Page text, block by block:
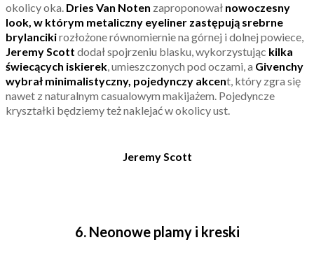
okolicy oka. Dries Van Noten zaproponował nowoczesny
look, w którym metaliczny eyeliner zastępują srebrne
brylancikirozłożone równomiernie na górnej i dolnej powiece,
Jeremy Scott dodał spojrzeniu blasku, wykorzystując kilka
świecących iskierek, umieszczonych pod oczami, a Givenchy
wybrał minimalistyczny, pojedynczy akcent, który zgra się
nawet z naturalnym casualowym makijażem. Pojedyncze
kryształki będziemy też naklejać w okolicy ust.
Jeremy Scott
6. Neonowe plamy i kreski